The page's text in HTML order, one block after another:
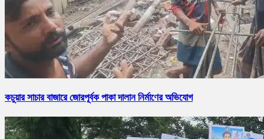
কচুয়ার সাচার বাজারে জোরপূর্বক পাকা দালান নির্মাণের অভিযোগ